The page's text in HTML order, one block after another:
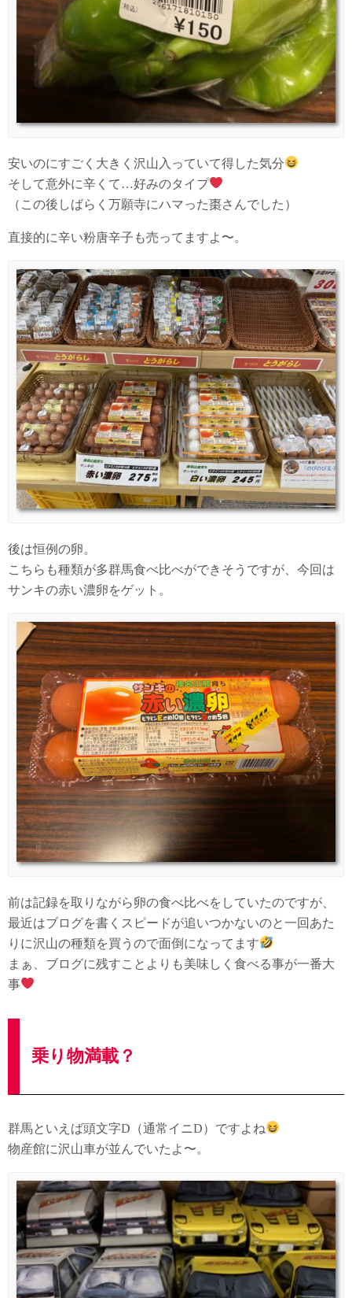
安いのにすごく大きく沢山入っていて得した気分
そして意外に辛くて…好みのタイプ
（この後しばらく万願寺にハマった棗さんでした）
直接的に辛い粉唐辛子も売ってますよ〜。
後は恒例の卵。
こちらも種類が多群馬食べ比べができそうですが、今回は
サンキの赤い濃卵をゲット。
前は記録を取りながら卵の食べ比べをしていたのですが、
最近はブログを書くスピードが追いつかないのと一回あた
りに沢山の種類を買うので面倒になってます
まぁ、ブログに残すことよりも美味しく食べる事が一番大
事
乗り物満載？
群馬といえば頭文字D（通常イニD）ですよね
物産館に沢山車が並んでいたよ〜。